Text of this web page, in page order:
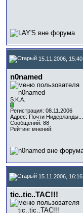
15.11.2006, 15:40
n0named
S.K.A.
Регистрация: 08.11.2006
Адрес: Почти Нидерланды....
Сообщений: 88
Рейтинг мнений:
15.11.2006, 16:16
tic..tic..TAC!!!